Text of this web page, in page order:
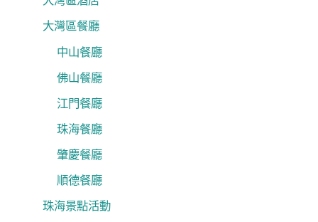
大灣區餐廳
中山餐廳
佛山餐廳
江門餐廳
珠海餐廳
肇慶餐廳
順德餐廳
珠海景點活動